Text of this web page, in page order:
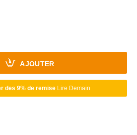
AJOUTER
des 9% de remiseLire Demain